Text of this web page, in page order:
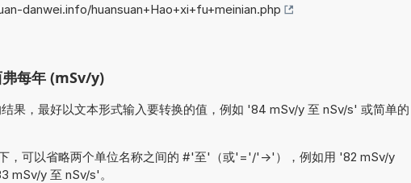
danwei.info/huansuan+Hao+xi+fu+meinian.php
每年 (mSv/y)
果，最好以文本形式输入要转换的值，例如 '84 mSv/y 至 nSv/s' 或简单的
，可以省略两个单位名称之间的 #'至'（或'='/'->'），例如用 '82 mSv/y
mSv/y 至 nSv/s'。